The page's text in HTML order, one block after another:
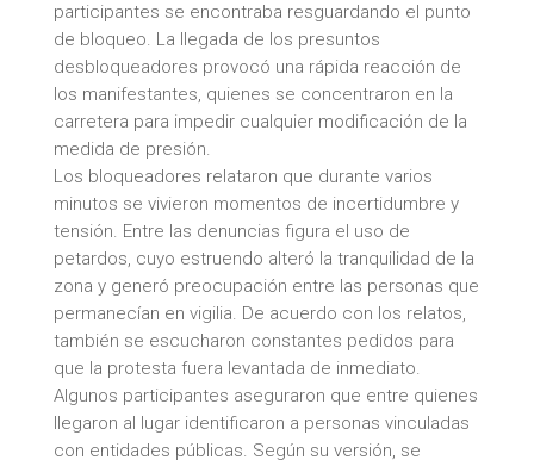
participantes se encontraba resguardando el punto
de bloqueo. La llegada de los presuntos
desbloqueadores provocó una rápida reacción de
los manifestantes, quienes se concentraron en la
carretera para impedir cualquier modificación de la
medida de presión.
Los bloqueadores relataron que durante varios
minutos se vivieron momentos de incertidumbre y
tensión. Entre las denuncias figura el uso de
petardos, cuyo estruendo alteró la tranquilidad de la
zona y generó preocupación entre las personas que
permanecían en vigilia. De acuerdo con los relatos,
también se escucharon constantes pedidos para
que la protesta fuera levantada de inmediato.
Algunos participantes aseguraron que entre quienes
llegaron al lugar identificaron a personas vinculadas
con entidades públicas. Según su versión, se